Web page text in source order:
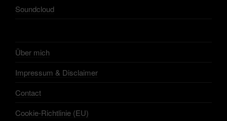
Soundcloud
Über mich
Impressum & Disclaimer
Contact
Cookie-Richtlinie (EU)